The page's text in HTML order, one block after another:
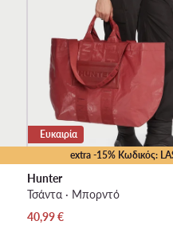
extra -15% Κωδικός:
Ευκαιρία
Hunter
Τσάντα · Μπορντό
Τρέχουσα τιμή
40,99€